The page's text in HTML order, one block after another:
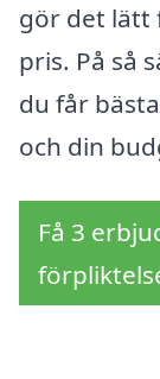
gör det lätt
pris. På så
du får
och din
Få 3